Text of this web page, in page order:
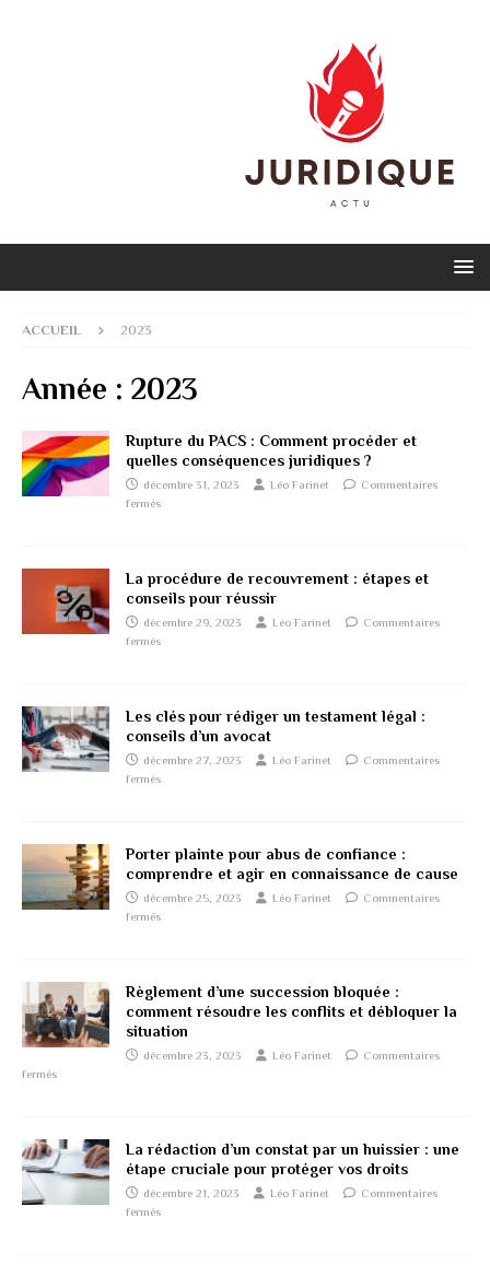
ACCUEIL 2023
Année : 2023
Rupture du PACS : Comment procéder et
quelles conséquences juridiques ?
décembre 31, 2023 Léo Farinet
Commentaires
fermés
La procédure de recouvrement : étapes et
conseils pour réussir
décembre 29, 2023 Léo Farinet
Commentaires
fermés
Les clés pour rédiger un testament légal :
conseils d’un avocat
décembre 27, 2023 Léo Farinet
Commentaires
fermés
Porter plainte pour abus de confiance :
comprendre et agir en connaissance de cause
décembre 25, 2023 Léo Farinet
Commentaires
fermés
Règlement d’une succession bloquée :
comment résoudre les conflits et débloquer la
situation
décembre 23, 2023 Léo Farinet
Commentaires
fermés
La rédaction d’un constat par un huissier : une
étape cruciale pour protéger vos droits
décembre 21, 2023 Léo Farinet
Commentaires
fermés